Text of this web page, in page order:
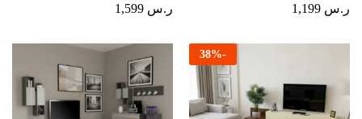
ر.س ر.س
-
38%